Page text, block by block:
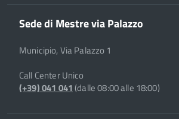
Sede di Mestre via Palazzo
Municipio, Via Palazzo 1
Call Center Unico
(+39) 041 041(dalle 08:00 alle 18:00)